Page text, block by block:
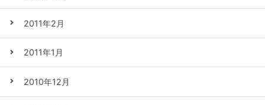
2011年2月
2011年1月
2010年12月